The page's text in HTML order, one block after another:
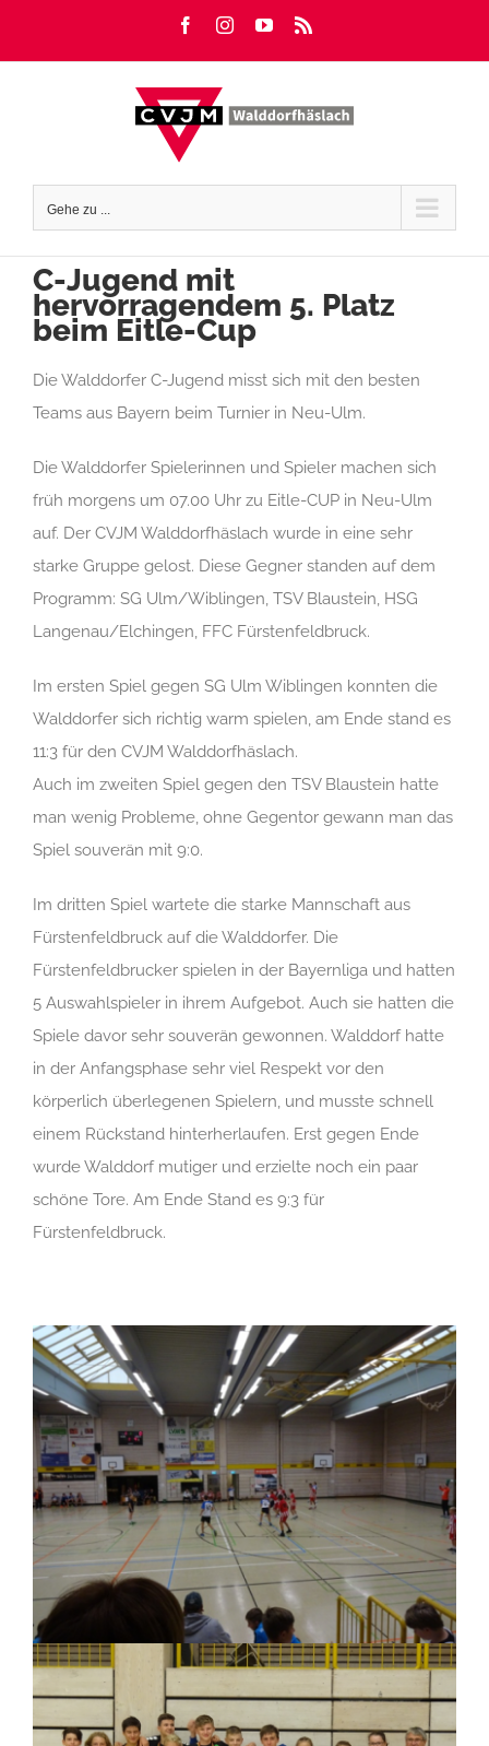
FacebookInstagramYouTube
Gehe zu ...
C-Jugend mit
hervorragendem 5. Platz
beim Eitle-Cup
Die Walddorfer C-Jugend misst sich mit den besten
Teams aus Bayern beim Turnier in Neu-Ulm.
Die Walddorfer Spielerinnen und Spieler machen sich
früh morgens um 07.00 Uhr zu Eitle-CUP in Neu-Ulm
auf. Der CVJM Walddorfhäslach wurde in eine sehr
starke Gruppe gelost. Diese Gegner standen auf dem
Programm: SG Ulm/Wiblingen, TSV Blaustein, HSG
Langenau/Elchingen, FFC Fürstenfeldbruck.
Im ersten Spiel gegen SG Ulm Wiblingen konnten die
Walddorfer sich richtig warm spielen, am Ende stand es
11:3 für den CVJM Walddorfhäslach.
Auch im zweiten Spiel gegen den TSV Blaustein hatte
man wenig Probleme, ohne Gegentor gewann man das
Spiel souverän mit 9:0.
Im dritten Spiel wartete die starke Mannschaft aus
Fürstenfeldbruck auf die Walddorfer. Die
Fürstenfeldbrucker spielen in der Bayernliga und hatten
5 Auswahlspieler in ihrem Aufgebot. Auch sie hatten die
Spiele davor sehr souverän gewonnen. Walddorf hatte
in der Anfangsphase sehr viel Respekt vor den
körperlich überlegenen Spielern, und musste schnell
einem Rückstand hinterherlaufen. Erst gegen Ende
wurde Walddorf mutiger und erzielte noch ein paar
schöne Tore. Am Ende Stand es 9:3 für
Fürstenfeldbruck.